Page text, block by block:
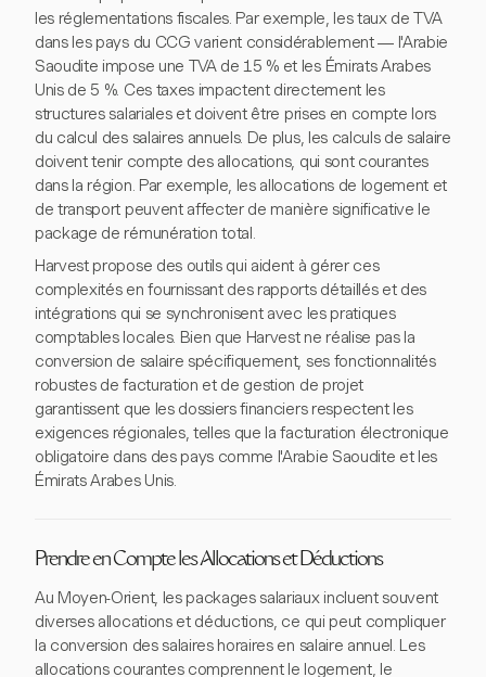
les réglementations fiscales. Par exemple, les taux de TVA
dans les pays du CCG varient considérablement — l'Arabie
Saoudite impose une TVA de 15 % et les Émirats Arabes
Unis de 5 %. Ces taxes impactent directement les
structures salariales et doivent être prises en compte lors
du calcul des salaires annuels. De plus, les calculs de salaire
doivent tenir compte des allocations, qui sont courantes
dans la région. Par exemple, les allocations de logement et
de transport peuvent affecter de manière significative le
package de rémunération total.
Harvest propose des outils qui aident à gérer ces
complexités en fournissant des rapports détaillés et des
intégrations qui se synchronisent avec les pratiques
comptables locales. Bien que Harvest ne réalise pas la
conversion de salaire spécifiquement, ses fonctionnalités
robustes de facturation et de gestion de projet
garantissent que les dossiers financiers respectent les
exigences régionales, telles que la facturation électronique
obligatoire dans des pays comme l'Arabie Saoudite et les
Émirats Arabes Unis.
Prendre en Compte les Allocations et Déductions
Au Moyen-Orient, les packages salariaux incluent souvent
diverses allocations et déductions, ce qui peut compliquer
la conversion des salaires horaires en salaire annuel. Les
allocations courantes comprennent le logement, le